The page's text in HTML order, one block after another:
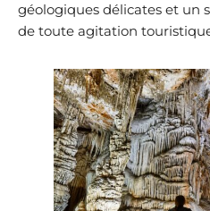
géologiques délicates et un
de toute agitation